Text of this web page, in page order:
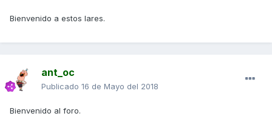
Bienvenido a estos lares.
ant_oc
Publicado 16 de Mayo del 2018
Bienvenido al foro.